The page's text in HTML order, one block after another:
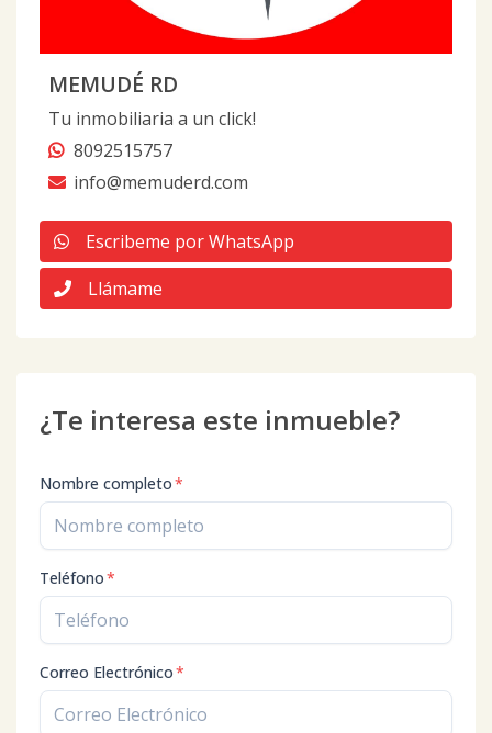
MEMUDÉ RD
Tu inmobiliaria a un click!
8092515757
info@memuderd.com
Escribeme por WhatsApp
Llámame
¿Te interesa este inmueble?
Nombre completo*
Teléfono*
Correo Electrónico*